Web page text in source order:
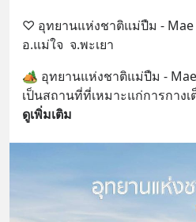
♡ อุทยานแห่งชาติแม่ปืม - Mae
อ.แม่ใจ  จ.พะเยา
🏕 อุทยานแห่งชาติแม่ปืม -
เป็นสถานที่ที่เหมาะแก่การกาง
ดูเพิ่มเติม